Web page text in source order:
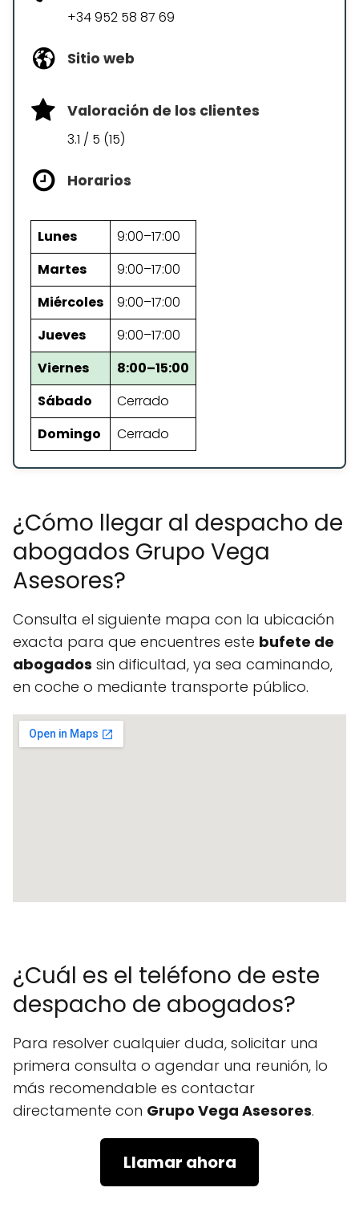
+34 952 58 87 69
Sitio web
Valoración de los clientes
3.1 / 5 (15)
Horarios
Lunes
9:00–17:00
Martes
9:00–17:00
Miércoles
9:00–17:00
Jueves
9:00–17:00
Viernes
8:00–15:00
Sábado
Cerrado
Domingo
Cerrado
¿Cómo llegar al despacho de
abogados Grupo Vega
Asesores?
Consulta el siguiente mapa con la ubicación
exacta para que encuentres este bufete de
abogados sin dificultad, ya sea caminando,
en coche o mediante transporte público.
¿Cuál es el teléfono de este
despacho de abogados?
Para resolver cualquier duda, solicitar una
primera consulta o agendar una reunión, lo
más recomendable es contactar
directamente con Grupo Vega Asesores.
Llamar ahora